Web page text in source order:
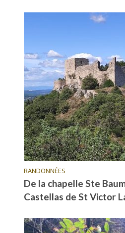
RANDONNÉES
De la chapelle Ste
Castellas de St Victor